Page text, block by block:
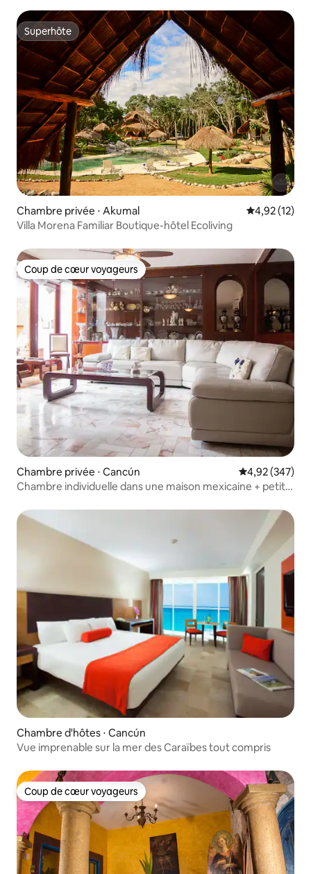
Superhôte
Superhôte
Chambre privée ⋅ Akumal Évaluation
4,92 (12)
Villa Morena Familiar Boutique-hôtel Ecoliving
Coup de cœur voyageurs
Coup de cœur voyageurs
Chambre privée ⋅ Cancún Évaluation
4,92 (347)
Chambre individuelle dans une maison mexicaine + petit-
Chambre d'hôtes ⋅ Cancún
Vue imprenable sur la mer des Caraïbes tout compris
Coup de cœur voyageurs
Coup de cœur voyageurs